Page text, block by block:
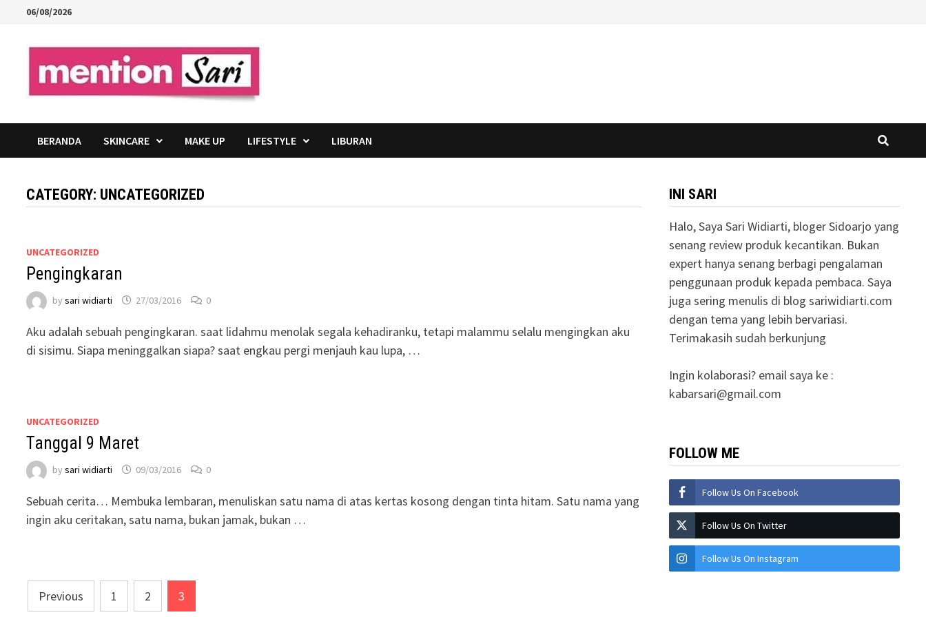
content
06/08/2026
BERANDA SKINCARE MAKE UP LIFESTYLE LIBURAN
CATEGORY: UNCATEGORIZED
UNCATEGORIZED
Pengingkaran
bysari widiarti 27/03/2016 0
Aku adalah sebuah pengingkaran. saat lidahmu menolak segala kehadiranku, tetapi malammu selalu mengingkan aku
di sisimu. Siapa meninggalkan siapa? saat engkau pergi menjauh kau lupa, …
UNCATEGORIZED
Tanggal 9 Maret
bysari widiarti 09/03/2016 0
Sebuah cerita… Membuka lembaran, menuliskan satu nama di atas kertas kosong dengan tinta hitam. Satu nama yang
ingin aku ceritakan, satu nama, bukan jamak, bukan …
Posts
Previous 1 2 3
INI SARI
Halo, Saya Sari Widiarti, bloger Sidoarjo yang
senang review produk kecantikan. Bukan
expert hanya senang berbagi pengalaman
penggunaan produk kepada pembaca. Saya
juga sering menulis di blog sariwidiarti.com
dengan tema yang lebih bervariasi.
Terimakasih sudah berkunjung
Ingin kolaborasi? email saya ke :
kabarsari@gmail.com
FOLLOW ME
Follow Us On Facebook
Follow Us On Twitter
Follow Us On Instagram